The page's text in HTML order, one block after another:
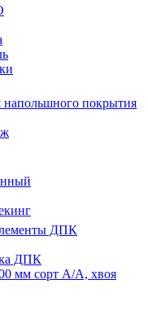
покрытия
ДПК
ДПК